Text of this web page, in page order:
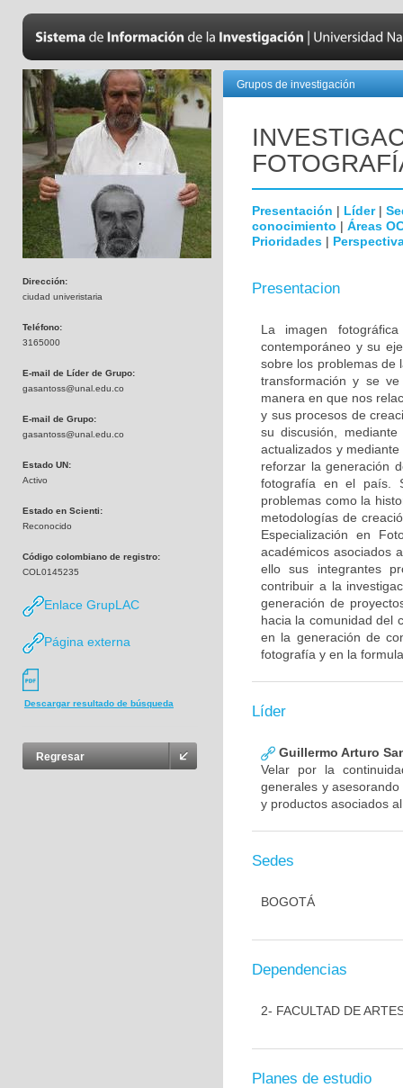
Dirección:
ciudad univeristaria
Teléfono:
3165000
E-mail de Líder de Grupo:
gasantoss@unal.edu.co
E-mail de Grupo:
gasantoss@unal.edu.co
Estado UN:
Activo
Estado en Scienti:
Reconocido
Código colombiano de registro:
COL0145235
Enlace GrupLAC
Página externa
Descargar resultado de búsqueda
Regresar
Grupos de investigación
Presentación | Líder|
conocimiento | Áreas
Prioridades |
Presentacion
La imagen
contemporáneo y su
sobre los problemas de
transformación y se
manera en que nos
y sus procesos de
su discusión,
actualizados y
reforzar la generación
fotografía en el país.
problemas como la
metodologías de
Especialización en
académicos asociados
ello sus integrantes
contribuir a la
generación de
hacia la comunidad del
en la generación de
fotografía y en la
Líder
Guillermo Arturo
Velar por la
generales y
y productos asociados
Sedes
BOGOTÁ
Dependencias
2- FACULTAD DE
Planes de estudio